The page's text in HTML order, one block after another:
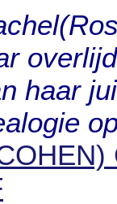
haar